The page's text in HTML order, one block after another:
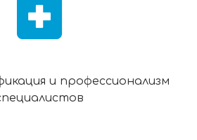
и профессионализм